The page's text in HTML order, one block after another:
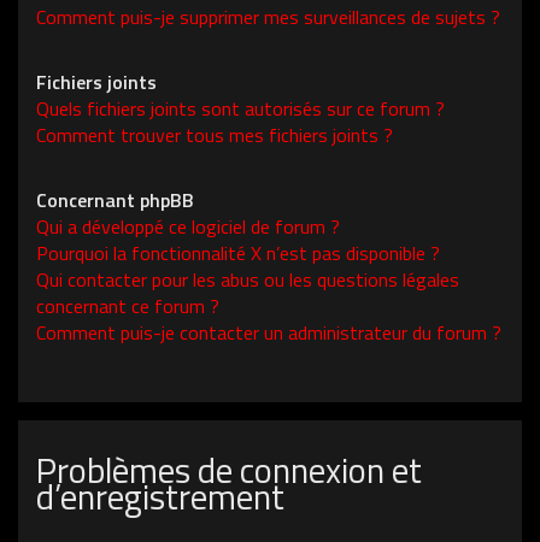
Comment puis-je supprimer mes surveillances de sujets ?
Fichiers joints
Quels fichiers joints sont autorisés sur ce forum ?
Comment trouver tous mes fichiers joints ?
Concernant phpBB
Qui a développé ce logiciel de forum ?
Pourquoi la fonctionnalité X n’est pas disponible ?
Qui contacter pour les abus ou les questions légales
concernant ce forum ?
Comment puis-je contacter un administrateur du forum ?
Problèmes de connexion et
d’enregistrement